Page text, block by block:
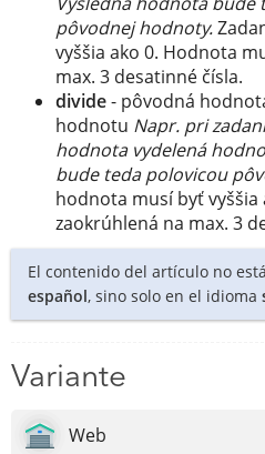
pôvodnej hodnoty.
vyššia ako 0. Hodnota
max. 3 desatinné čísla.
divide- pôvodná
hodnotu Napr. pri
hodnota vydelená
bude teda polovicou
hodnota musí byť
zaokrúhlená na max. 3
El contenido del artículo no
español, sino solo en el idioma
Variante
Web